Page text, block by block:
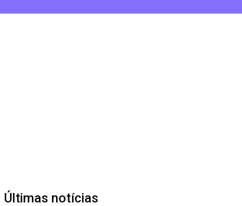
Últimas notícias